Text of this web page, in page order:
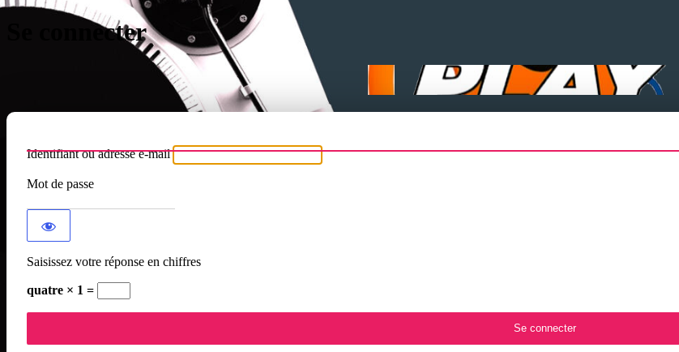
Se connecter
Identifiant ou adresse e-mail
Mot de passe
Saisissez votre réponse en chiffres
quatre × 1 =